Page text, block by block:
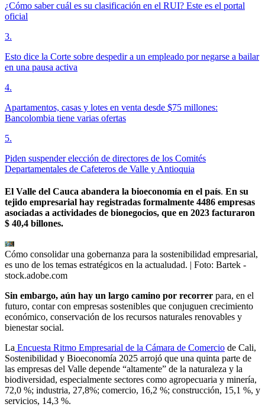
¿Cómo saber cuál es su clasificación en el RUI? Este es el portal
oficial
3.
Esto dice la Corte sobre despedir a un empleado por negarse a bailar
en una pausa activa
4.
Apartamentos, casas y lotes en venta desde $75 millones:
Bancolombia tiene varias ofertas
5.
Piden suspender elección de directores de los Comités
Departamentales de Cafeteros de Valle y Antioquia
El Valle del Cauca abandera la bioeconomía en el país. En su
tejido empresarial hay registradas formalmente 4486 empresas
asociadas a actividades de bionegocios, que en 2023 facturaron
$ 40,4 billones.
Cómo consolidar una gobernanza para la sostenibilidad empresarial,
es uno de los temas estratégicos en la actualudad. | Foto: Bartek -
stock.adobe.com
Sin embargo, aún hay un largo camino por recorrer para, en el
futuro, contar con empresas sostenibles que conjuguen crecimiento
económico, conservación de los recursos naturales renovables y
bienestar social.
La Encuesta Ritmo Empresarial de la Cámara de Comercio de Cali,
Sostenibilidad y Bioeconomía 2025 arrojó que una quinta parte de
las empresas del Valle depende “altamente” de la naturaleza y la
biodiversidad, especialmente sectores como agropecuaria y minería,
72,0 %; industria, 27,8%; comercio, 16,2 %; construcción, 15,1 %, y
servicios, 14,3 %.